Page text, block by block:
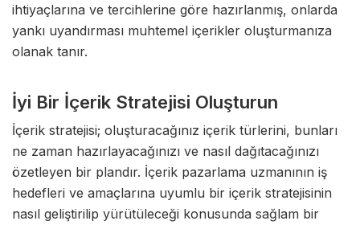
ihtiyaçlarına ve tercihlerine göre hazırlanmış, onlarda
yankı uyandırması muhtemel içerikler oluşturmanıza
olanak tanır.
İyi Bir İçerik Stratejisi Oluşturun
İçerik stratejisi; oluşturacağınız içerik türlerini, bunları
ne zaman hazırlayacağınızı ve nasıl dağıtacağınızı
özetleyen bir plandır. İçerik pazarlama uzmanının iş
hedefleri ve amaçlarına uyumlu bir içerik stratejisinin
nasıl geliştirilip yürütüleceği konusunda sağlam bir